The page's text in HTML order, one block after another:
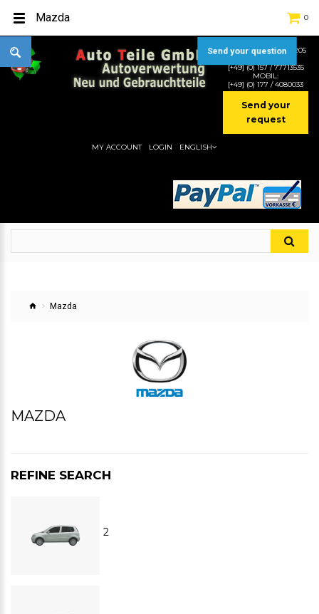
TEL:[+49] (0) 2232-5205
MOBIL:
[+49] (0) 157 / 77713535
MOBIL:
[+49] (0) 177 / 4080033
Send your
request
0
MY ACCOUNT LOGIN ENGLISH
Mazda
MAZDA
REFINE SEARCH
2
Mazda
Send your question